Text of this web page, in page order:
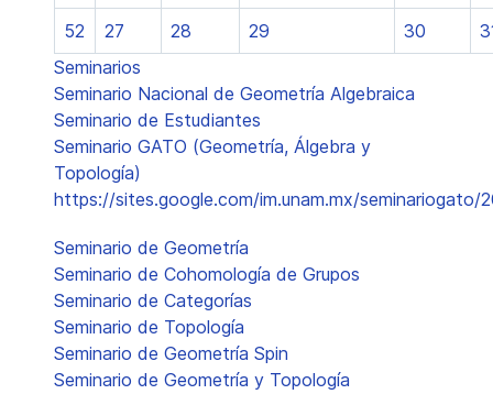
52 27 28 29 30
Seminarios
Seminario Nacional de Geometría Algebraica
Seminario de Estudiantes
Seminario GATO (Geometría, Álgebra y
Topología)
https://sites.google.com/im.unam.mx/seminariogato/
Seminario de Geometría
Seminario de Cohomología de Grupos
Seminario de Categorías
Seminario de Topología
Seminario de Geometría Spin
Seminario de Geometría y Topología